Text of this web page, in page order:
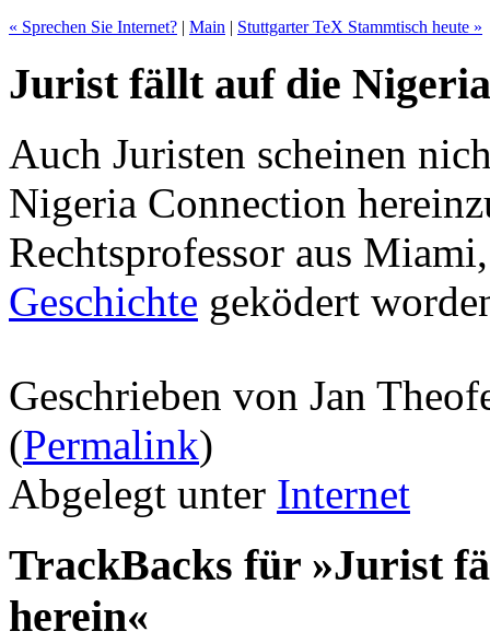
« Sprechen Sie Internet? | Main | Stuttgarter TeX Stammtisch heute »
Jurist fällt auf die
Auch Juristen scheinen
Nigeria Connection
Rechtsprofessor aus
Geschichte geködert
Geschrieben von Jan
(Permalink)
Abgelegt unter Internet
TrackBacks für »Jurist
herein«